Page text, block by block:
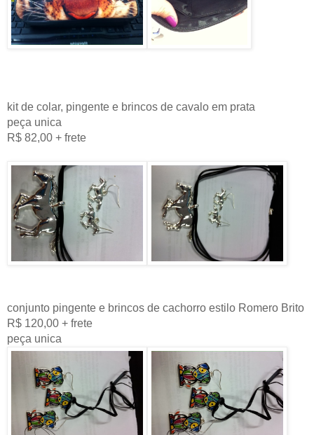
kit de colar, pingente e brincos de cavalo em prata
peça unica
R$ 82,00 + frete
conjunto pingente e brincos de cachorro estilo Romero Brito
R$ 120,00 + frete
peça unica